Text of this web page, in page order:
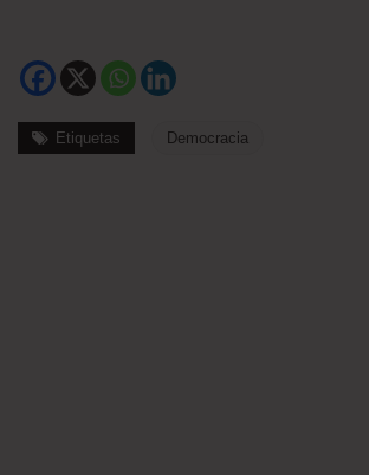
Etiquetas Democracia